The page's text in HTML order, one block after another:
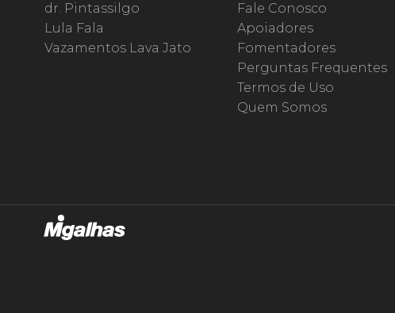
dr. Pintassilgo
Lula Fala
Vazamentos Lava Jato
Fale Conosco
Apoiadores
Fomentadores
Perguntas Frequentes
Termos de Uso
Quem Somos